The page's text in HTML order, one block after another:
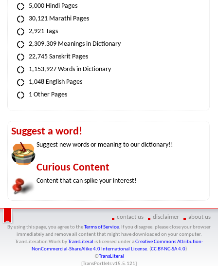
5,000 Hindi Pages
30,121 Marathi Pages
2,921 Tags
2,309,309 Meanings in Dictionary
22,745 Sanskrit Pages
1,153,927 Words in Dictionary
1,048 English Pages
1 Other Pages
Suggest a word!
Suggest new words or meaning to our dictionary!!
Curious Content
Content that can spike your interest!
contact us disclaimer about us
By using this page, you agree to theTerms of Service. If you disagree, please close your browser
immediately and remove all content that might have downloaded on your computer.
TransLiteration Work byTransLiteral is licensed under aCreative Commons Attribution-
NonCommercial-ShareAlike 4.0 International License. (CC BY-NC-SA 4.0)
©TransLiteral
[TransPortlets v15.5.121]